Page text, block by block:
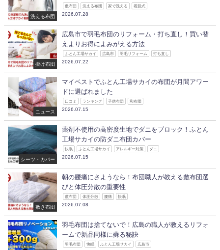
洗える布団
敷布団 洗える布団 家で洗える 着脱式
2026.07.28
掛け布団
広島市で羽毛布団のリフォーム・打ち直し！買い替
えよりお得によみがえる方法
ふとん工場サカイ 広島市 羽毛リフォーム 打ち直し
2026.07.22
ニュース
マイベストでふとん工場サカイの布団が月間アワー
ドに選ばれました
口コミ ランキング 子供布団 和布団
2026.07.15
シーツ・カバー
薬剤不使用の高密度生地でダニをブロック！ふとん
工場サカイの防ダニ布団カバー
快眠 ふとん工場サカイ アレルギー対策 ダニ
2026.07.15
敷き布団
朝の腰痛にさようなら！布団職人が教える敷布団選
びと体圧分散の重要性
敷布団 体圧分散 腰痛 快眠
2026.07.08
羽毛布団は捨てないで！広島の職人が教えるリフォ
ームで新品同様に蘇る秘訣
羽毛布団 快眠 ふとん工場サカイ 広島市